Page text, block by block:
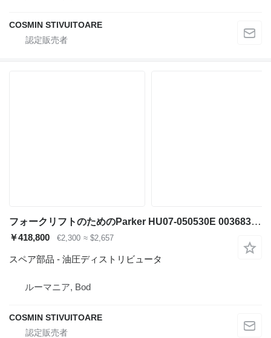
COSMIN STIVUITOARE
フォークリフトのためのParker HU07-050530E 003683 9945541518-005 油圧ディストリビュータ
￥418,800 €2,300 ≈ $2,657
スペア部品 - 油圧ディストリビュータ
ルーマニア, Bod
COSMIN STIVUITOARE